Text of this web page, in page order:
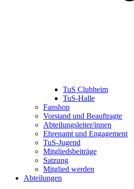
TuS Clubheim
TuS-Halle
Fanshop
Vorstand und Beauftragte
Abteilungsleiter/innen
Ehrenamt und Engagement
TuS-Jugend
Mitgliedsbeiträge
Satzung
Mitglied werden
Abteilungen